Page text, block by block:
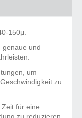
150μ.
genaue und
um
zu
für eine